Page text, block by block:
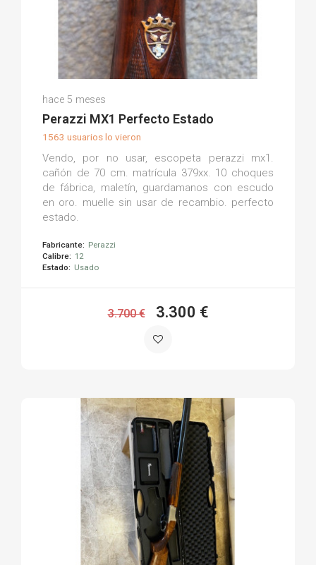
hace 5 meses
Perazzi MX1 Perfecto Estado
1563 usuarios lo vieron
Vendo, por no usar, escopeta perazzi mx1.
cañón de 70 cm. matrícula 379xx. 10 choques
de fábrica, maletín, guardamanos con escudo
en oro. muelle sin usar de recambio. perfecto
estado.
Fabricante: Perazzi
Calibre: 12
Estado: Usado
3.700 € 3.300 €